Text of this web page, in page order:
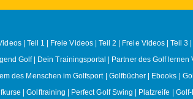
| Teil 1 Freie Videos | Teil 2 Freie Videos | Teil 3
Golf | Dein Trainingsportal
Partner des Golf lernen
des Menschen im Golfsport
Golfbücher | Ebooks |
Golftraining Perfect Golf Swing Platzreife